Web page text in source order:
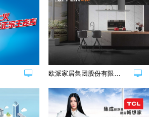
欧派家居集团股份有限公司网站建设项目